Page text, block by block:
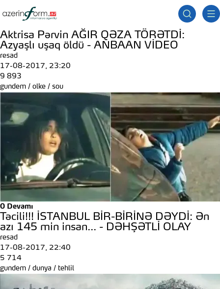
Aktrisa Pərvin AĞIR QƏZA TÖRƏTDİ:
Azyaşlı uşaq öldü - ANBAAN VİDEO
resad
17-08-2017, 23:20
9 893
gundem / olke / sou
0 Devamı
Təcili!!! İSTANBUL BİR-BİRİNƏ DƏYDİ: Ən
azı 145 min insan... - DƏHŞƏTLİ OLAY
resad
17-08-2017, 22:40
5 714
gundem / dunya / tehlil